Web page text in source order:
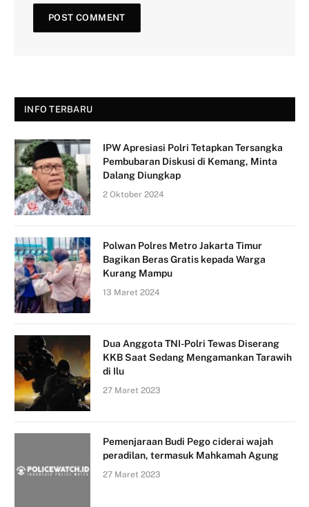
INFO TERBARU
IPW Apresiasi Polri Tetapkan Tersangka
Pembubaran Diskusi di Kemang, Minta
Dalang Diungkap
2 Oktober 2024
Polwan Polres Metro Jakarta Timur
Bagikan Beras Gratis kepada Warga
Kurang Mampu
13 Maret 2024
Dua Anggota TNI-Polri Tewas Diserang
KKB Saat Sedang Mengamankan Tarawih
di Ilu
27 Maret 2023
Pemenjaraan Budi Pego ciderai wajah
peradilan, termasuk Mahkamah Agung
27 Maret 2023